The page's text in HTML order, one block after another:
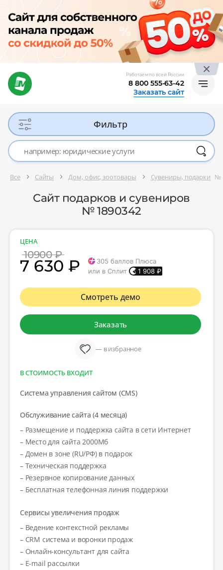
Работаем по всей России
8 800 555-63-42
Заказать сайт
Фильтр
Все Сайты Дом, офис, зоотовары Сувениры, подарки №
Сайт подарков и сувениров
№ 1890342
ЦЕНА
10900 ₽
7 630 ₽ 305 баллов Плюса
или в Сплит
1 908 ₽
Смотреть демо
Заказать
— в избранное
В СТОИМОСТЬ ВХОДИТ
Система управления сайтом (CMS)
Обслуживание сайта (4 месяца)
– Размещение и поддержка сайта в сети Интернет
– Место для сайта 2000Мб
– Домен в зоне (RU/РФ) в подарок
– Техническая поддержка
– Резервное копирование данных
– Бесплатная телефонная линия поддержки
Сервисы увеличения продаж
– Ведение контекстной рекламы
– CRM система и воронки продаж
– Онлайн-консультант для сайта
– E-mail рассылки